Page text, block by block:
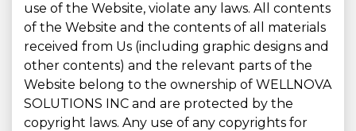
use of the Website, violate any laws. All contents
of the Website and the contents of all materials
received from Us (including graphic designs and
other contents) and the relevant parts of the
Website belong to the ownership of WELLNOVA
SOLUTIONS INC and are protected by the
copyright laws. Any use of any copyrights for